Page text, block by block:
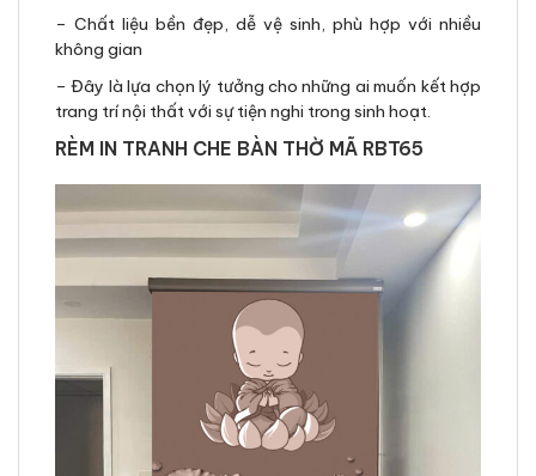
– Chất liệu bền đẹp, dễ vệ sinh, phù hợp với nhiều
không gian
– Đây là lựa chọn lý tưởng cho những ai muốn kết hợp
trang trí nội thất với sự tiện nghi trong sinh hoạt.
RÈM IN TRANH CHE BÀN THỜ MÃ RBT65